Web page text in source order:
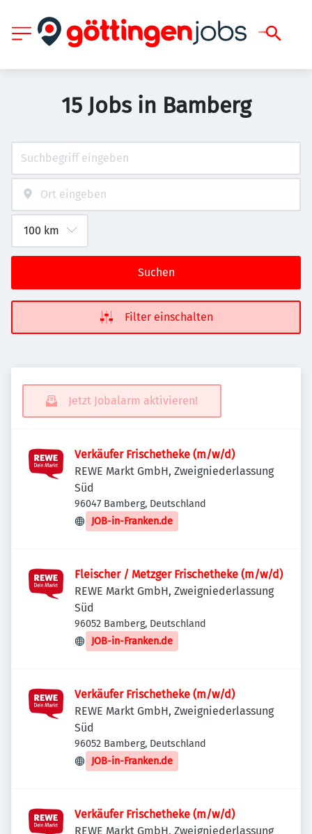
15 Jobs in Bamberg
Suchen
Filter einschalten
Jetzt Jobalarm aktivieren!
Verkäufer Frischetheke (m/w/d)
REWE Markt GmbH, Zweigniederlassung
Süd
96047 Bamberg, Deutschland
JOB-in-Franken.de
Fleischer / Metzger Frischetheke (m/w/d)
REWE Markt GmbH, Zweigniederlassung
Süd
96052 Bamberg, Deutschland
JOB-in-Franken.de
Verkäufer Frischetheke (m/w/d)
REWE Markt GmbH, Zweigniederlassung
Süd
96052 Bamberg, Deutschland
JOB-in-Franken.de
Verkäufer Frischetheke (m/w/d)
REWE Markt GmbH, Zweigniederlassung